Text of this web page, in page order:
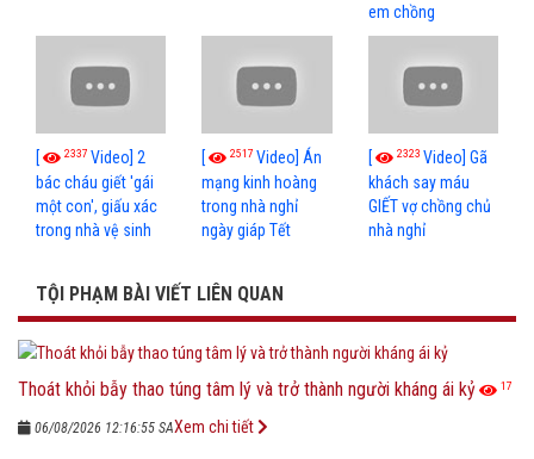
em chồng
[ 2337 Video] 2
bác cháu giết 'gái
một con', giấu xác
trong nhà vệ sinh
[ 2517Video] Án
mạng kinh hoàng
trong nhà nghỉ
ngày giáp Tết
[ 2323 Video] Gã
khách say máu
GIẾT vợ chồng chủ
nhà nghỉ
TỘI PHẠM BÀI VIẾT LIÊN QUAN
Thoát khỏi bẫy thao túng tâm lý và trở thành người kháng ái kỷ 17
06/08/2026 12:16:55 SAXem chi tiết